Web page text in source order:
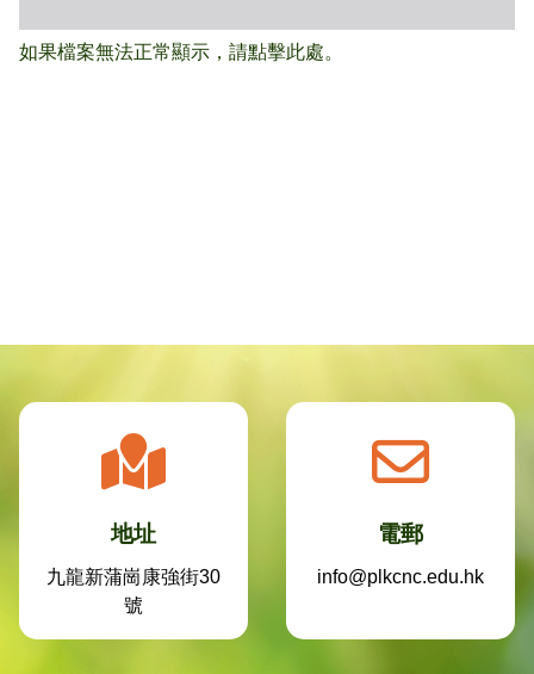
如果檔案無法正常顯示，請點擊此處。
地址
九龍新蒲崗康強街30
號
電郵
info@plkcnc.edu.hk